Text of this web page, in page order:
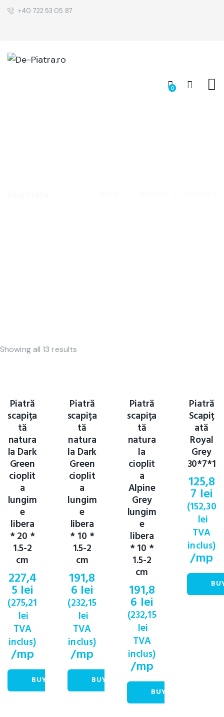
+40 722 53 05 87
0
Showing all 13 results
Piatră
scapița
tă
natura
la Dark
Green
cioplit
a
lungim
e
libera
* 20 *
1.5-2
cm
227,4
5 lei
(275,21
lei
TVA
inclus)
/mp
BUY NOW
Piatră
scapița
tă
natura
la Dark
Green
cioplit
a
lungim
e
libera
* 10 *
1.5-2
cm
191,8
6 lei
(232,15
lei
TVA
inclus)
/mp
BUY NOW
Piatră
scapița
tă
natura
la
cioplit
a
Alpine
Grey
lungim
e
libera
* 10 *
1.5-2
cm
191,8
6 lei
(232,15
lei
TVA
inclus)
/mp
BUY NOW
Piatră
Scapiț
ată
Royal
Grey
30*7*1
125,8
7 lei
(152,30
lei
TVA
inclus)
/mp